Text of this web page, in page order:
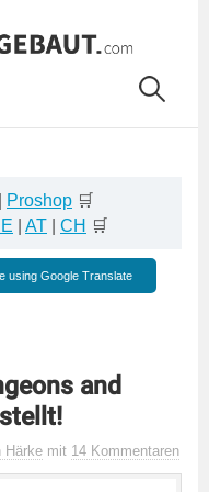
Proshop 🛒
AT CH 🛒
using Google Translate
and
Härke mit 14 Kommentaren